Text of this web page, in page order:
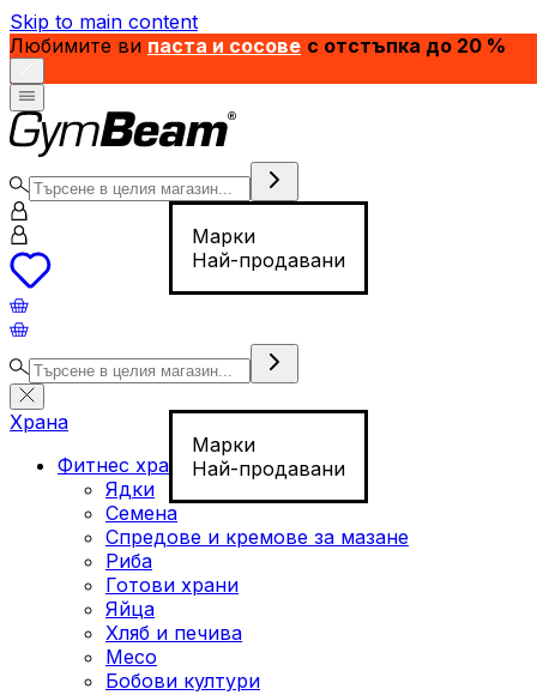
Skip to main content
Любимите ви паста и сосове с отстъпка до 20 %
Марки
Най-продавани
Марки
Най-продавани
Храна
Фитнес храна
Ядки
Семена
Спредове и кремове за мазане
Риба
Готови храни
Яйца
Хляб и печива
Месо
Бобови култури